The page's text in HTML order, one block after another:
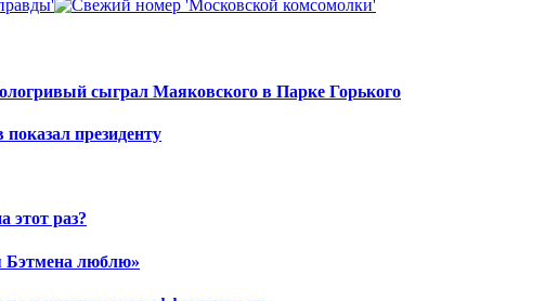
сыграл Маяковского в Парке Горького
президенту
этот раз?
Бэтмена люблю»